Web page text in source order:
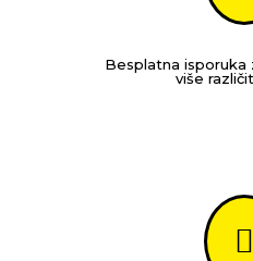
Besplatna isporuka
više
